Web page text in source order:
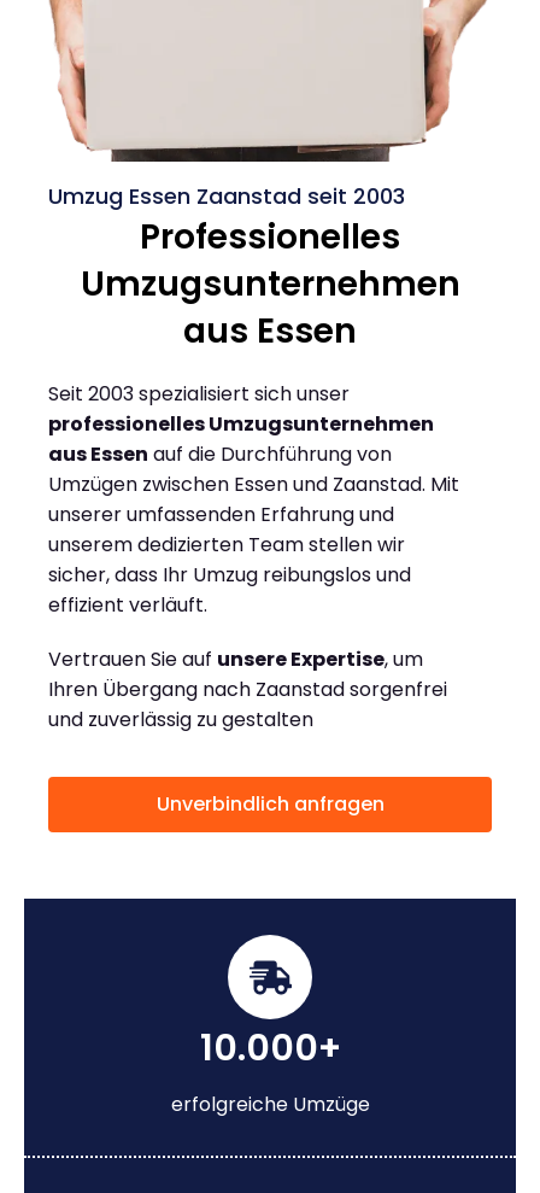
Umzug Essen Zaanstad seit 2003
Professionelles
Umzugsunternehmen
aus Essen
Seit 2003 spezialisiert sich unser
professionelles Umzugsunternehmen
aus Essen auf die Durchführung von
Umzügen zwischen Essen und Zaanstad. Mit
unserer umfassenden Erfahrung und
unserem dedizierten Team stellen wir
sicher, dass Ihr Umzug reibungslos und
effizient verläuft.
Vertrauen Sie auf unsere Expertise, um
Ihren Übergang nach Zaanstad sorgenfrei
und zuverlässig zu gestalten
Unverbindlich anfragen
10.000+
erfolgreiche Umzüge